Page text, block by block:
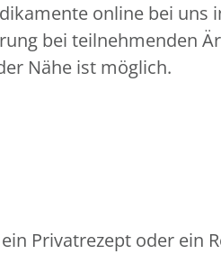
online bei uns
bei teilnehmenden
Nähe ist möglich.
Privatrezept oder ein